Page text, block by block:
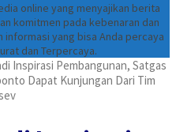
online yang menyajikan berita
komitmen pada kebenaran dan
yang bisa Anda percaya
dan Terpercaya.
Inspirasi Pembangunan, Satgas
Dapat Kunjungan Dari Tim